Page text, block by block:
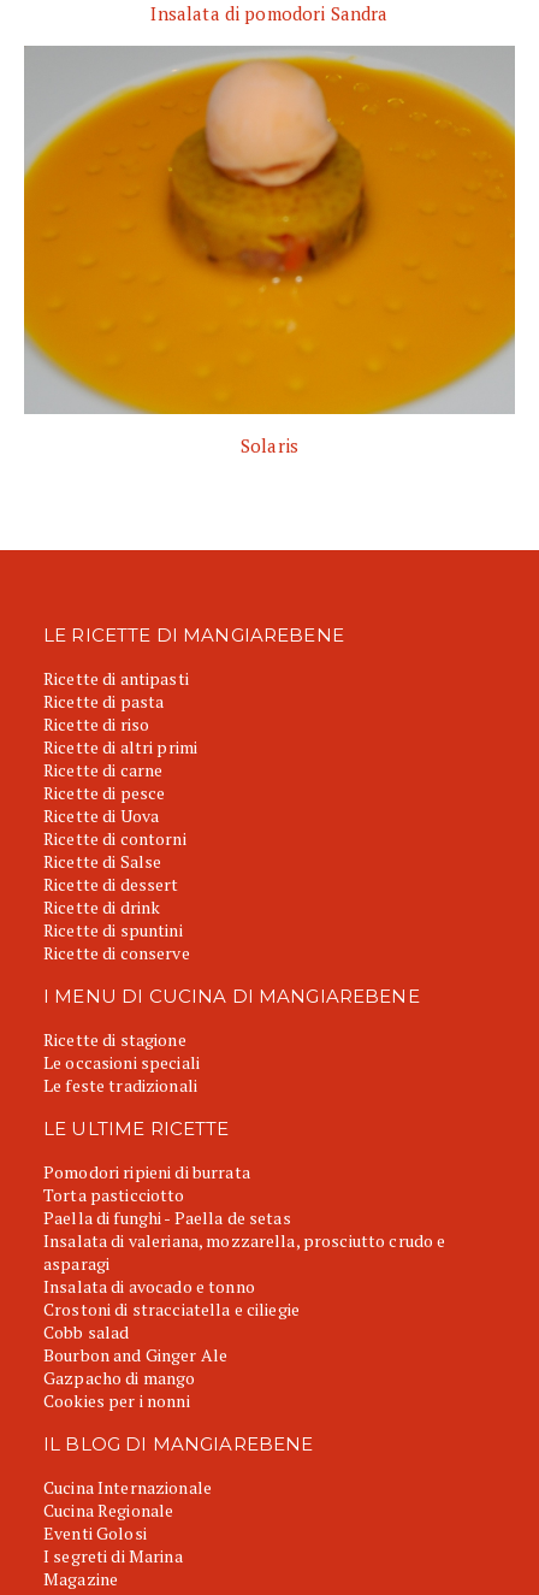
Insalata di pomodori Sandra
Solaris
LE RICETTE DI MANGIAREBENE
Ricette di antipasti
Ricette di pasta
Ricette di riso
Ricette di altri primi
Ricette di carne
Ricette di pesce
Ricette di Uova
Ricette di contorni
Ricette di Salse
Ricette di dessert
Ricette di drink
Ricette di spuntini
Ricette di conserve
I MENU DI CUCINA DI MANGIAREBENE
Ricette di stagione
Le occasioni speciali
Le feste tradizionali
LE ULTIME RICETTE
Pomodori ripieni di burrata
Torta pasticciotto
Paella di funghi - Paella de setas
Insalata di valeriana, mozzarella, prosciutto crudo e
asparagi
Insalata di avocado e tonno
Crostoni di stracciatella e ciliegie
Cobb salad
Bourbon and Ginger Ale
Gazpacho di mango
Cookies per i nonni
IL BLOG DI MANGIAREBENE
Cucina Internazionale
Cucina Regionale
Eventi Golosi
I segreti di Marina
Magazine